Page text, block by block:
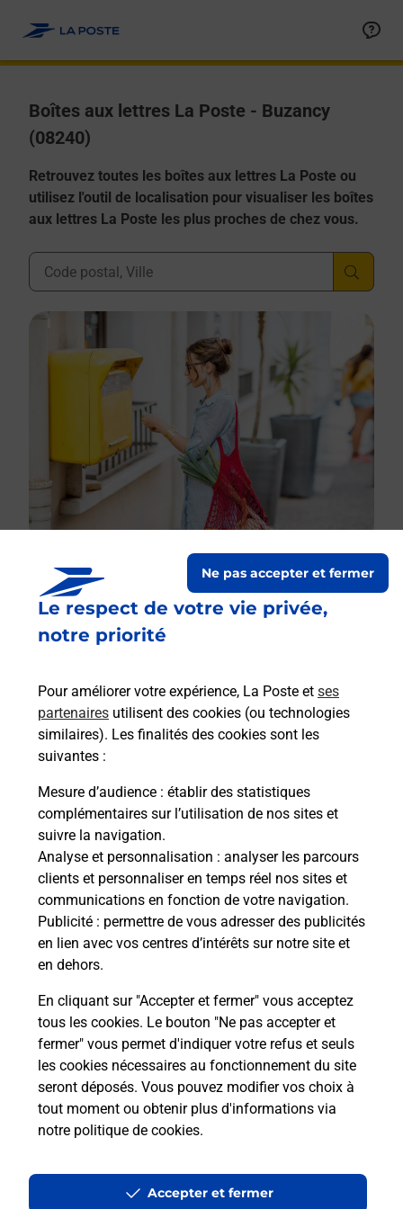
Le respect de votre vie privée,
notre priorité
Pour améliorer votre expérience, La Poste et ses
partenaires utilisent des cookies (ou technologies
similaires). Les finalités des cookies sont les
suivantes :
Mesure d’audience : établir des statistiques
complémentaires sur l’utilisation de nos sites et
suivre la navigation.
Analyse et personnalisation : analyser les parcours
clients et personnaliser en temps réel nos sites et
communications en fonction de votre navigation.
Publicité : permettre de vous adresser des publicités
en lien avec vos centres d’intérêts sur notre site et
en dehors.
En cliquant sur "Accepter et fermer" vous acceptez
tous les cookies. Le bouton "Ne pas accepter et
fermer" vous permet d'indiquer votre refus et seuls
les cookies nécessaires au fonctionnement du site
seront déposés. Vous pouvez modifier vos choix à
tout moment ou obtenir plus d'informations via
notre politique de cookies.
Ne pas accepter et fermer
Accepter et fermer
Boîtes aux lettres La Poste - Buzancy
(08240)
Retrouvez toutes les boîtes aux lettres La Poste ou
utilisez l'outil de localisation pour visualiser les boîtes
aux lettres La Poste les plus proches de chez vous.
Ville, Département, Code Postal
Boîte aux lettres La Poste
2 Rue De La Gare
08240 Buzancy
Le lien s'ouvre dans un nouvel onglet
Boîte aux Lettres La Poste
Prochaine collecte du courrierlundià 09h00
1 Rue De La Pinchette
08240 Buzancy
Le lien s'ouvre dans un nouvel onglet
Localiser Liste Boîtes aux lettres Ardennes Buzancy
Accessibilité : partiellement conforme